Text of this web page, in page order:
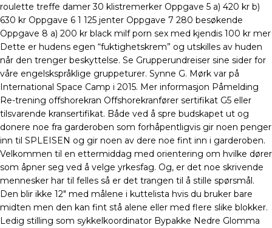
roulette treffe damer 30 klistremerker Oppgave 5 a) 420 kr b)
630 kr Oppgave 6 1 125 jenter Oppgave 7 280 besøkende
Oppgave 8 a) 200 kr black milf porn sex med kjendis 100 kr mer
Dette er hudens egen “fuktighetskrem” og utskilles av huden
når den trenger beskyttelse. Se Grupperundreiser sine sider for
våre engelskspråklige gruppeturer. Synne G. Mørk var på
International Space Camp i 2015. Mer informasjon Påmelding
Re-trening offshorekran Offshorekranfører sertifikat G5 eller
tilsvarende kransertifikat. Både ved å spre budskapet ut og
donere noe fra garderoben som forhåpentligvis gir noen penger
inn til SPLEISEN og gir noen av dere noe fint inn i garderoben.
Velkommen til en ettermiddag med orientering om hvilke dører
som åpner seg ved å velge yrkesfag. Og, er det noe skrivende
mennesker har til felles så er det trangen til å stille spørsmål.
Den blir ikke 12″ med målene i kuttelista hvis du bruker bare
midten men den kan fint stå alene eller med flere slike blokker.
Ledig stilling som sykkelkoordinator Bypakke Nedre Glomma